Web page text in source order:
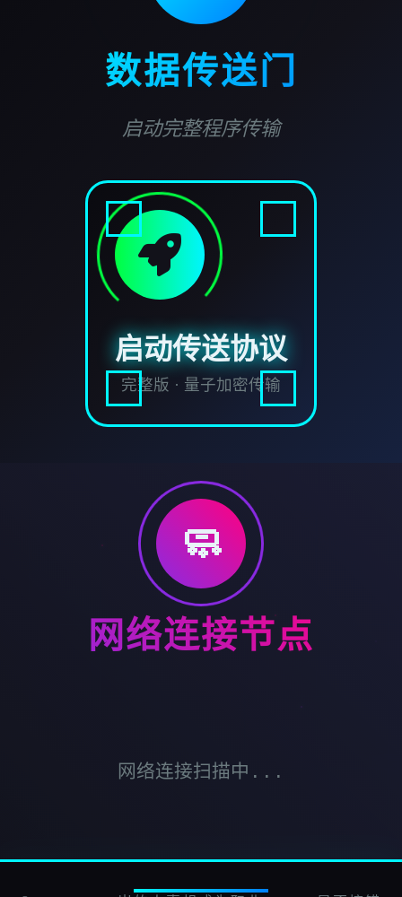
数据传送门
启动完整程序传输
启动传送协议
完整版 · 量子加密传输
🧼
网络连接节点
网络连接扫描中...